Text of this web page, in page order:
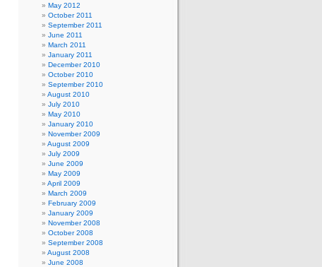
May 2012
October 2011
September 2011
June 2011
March 2011
January 2011
December 2010
October 2010
September 2010
August 2010
July 2010
May 2010
January 2010
November 2009
August 2009
July 2009
June 2009
May 2009
April 2009
March 2009
February 2009
January 2009
November 2008
October 2008
September 2008
August 2008
June 2008